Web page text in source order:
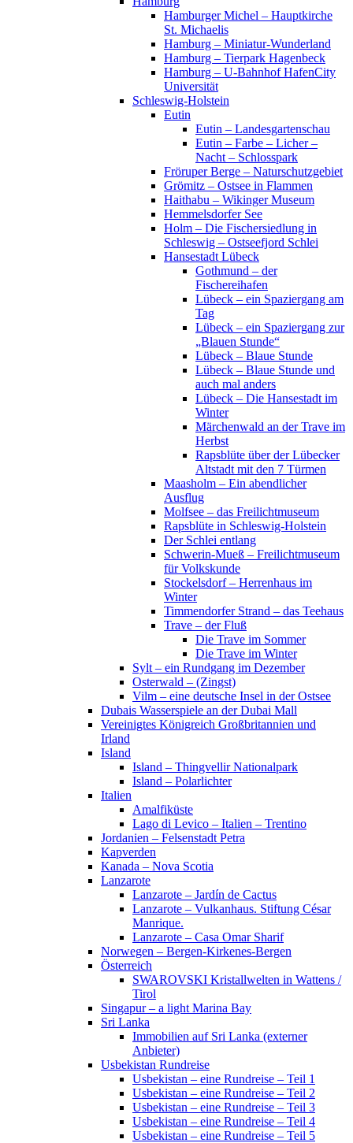
Hamburger Michel – Hauptkirche
St. Michaelis
Hamburg – Miniatur-Wunderland
Hamburg – Tierpark Hagenbeck
Hamburg – U-Bahnhof HafenCity
Universität
Schleswig-Holstein
Eutin
Eutin – Landesgartenschau
Eutin – Farbe – Licher –
Nacht – Schlosspark
Fröruper Berge – Naturschutzgebiet
Grömitz – Ostsee in Flammen
Haithabu – Wikinger Museum
Hemmelsdorfer See
Holm – Die Fischersiedlung in
Schleswig – Ostseefjord Schlei
Hansestadt Lübeck
Gothmund – der
Fischereihafen
Lübeck – ein Spaziergang am
Tag
Lübeck – ein Spaziergang zur
„Blauen Stunde“
Lübeck – Blaue Stunde
Lübeck – Blaue Stunde und
auch mal anders
Lübeck – Die Hansestadt im
Winter
Märchenwald an der Trave im
Herbst
Rapsblüte über der Lübecker
Altstadt mit den 7 Türmen
Maasholm – Ein abendlicher
Ausflug
Molfsee – das Freilichtmuseum
Rapsblüte in Schleswig-Holstein
Der Schlei entlang
Schwerin-Mueß – Freilichtmuseum
für Volkskunde
Stockelsdorf – Herrenhaus im
Winter
Timmendorfer Strand – das Teehaus
Trave – der Fluß
Die Trave im Sommer
Die Trave im Winter
Sylt – ein Rundgang im Dezember
Osterwald – (Zingst)
Vilm – eine deutsche Insel in der Ostsee
Dubais Wasserspiele an der Dubai Mall
Vereinigtes Königreich Großbritannien und
Irland
Island
Island – Thingvellir Nationalpark
Island – Polarlichter
Italien
Amalfiküste
Lago di Levico – Italien – Trentino
Jordanien – Felsenstadt Petra
Kapverden
Kanada – Nova Scotia
Lanzarote
Lanzarote – Jardín de Cactus
Lanzarote – Vulkanhaus. Stiftung César
Manrique.
Lanzarote – Casa Omar Sharif
Norwegen – Bergen-Kirkenes-Bergen
Österreich
SWAROVSKI Kristallwelten in Wattens /
Tirol
Singapur – a light Marina Bay
Sri Lanka
Immobilien auf Sri Lanka (externer
Anbieter)
Usbekistan Rundreise
Usbekistan – eine Rundreise – Teil 1
Usbekistan – eine Rundreise – Teil 2
Usbekistan – eine Rundreise – Teil 3
Usbekistan – eine Rundreise – Teil 4
Usbekistan – eine Rundreise – Teil 5